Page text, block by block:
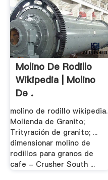
Molino De Rodillo
Wikipedia | Molino
De .
molino de rodillo wikipedia.
Molienda de Granito;
Trityración de granito; ...
dimensionar molino de
rodillos para granos de
cafe - Crusher South ...